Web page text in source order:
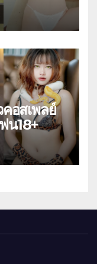
คอสเพลย์
น18+